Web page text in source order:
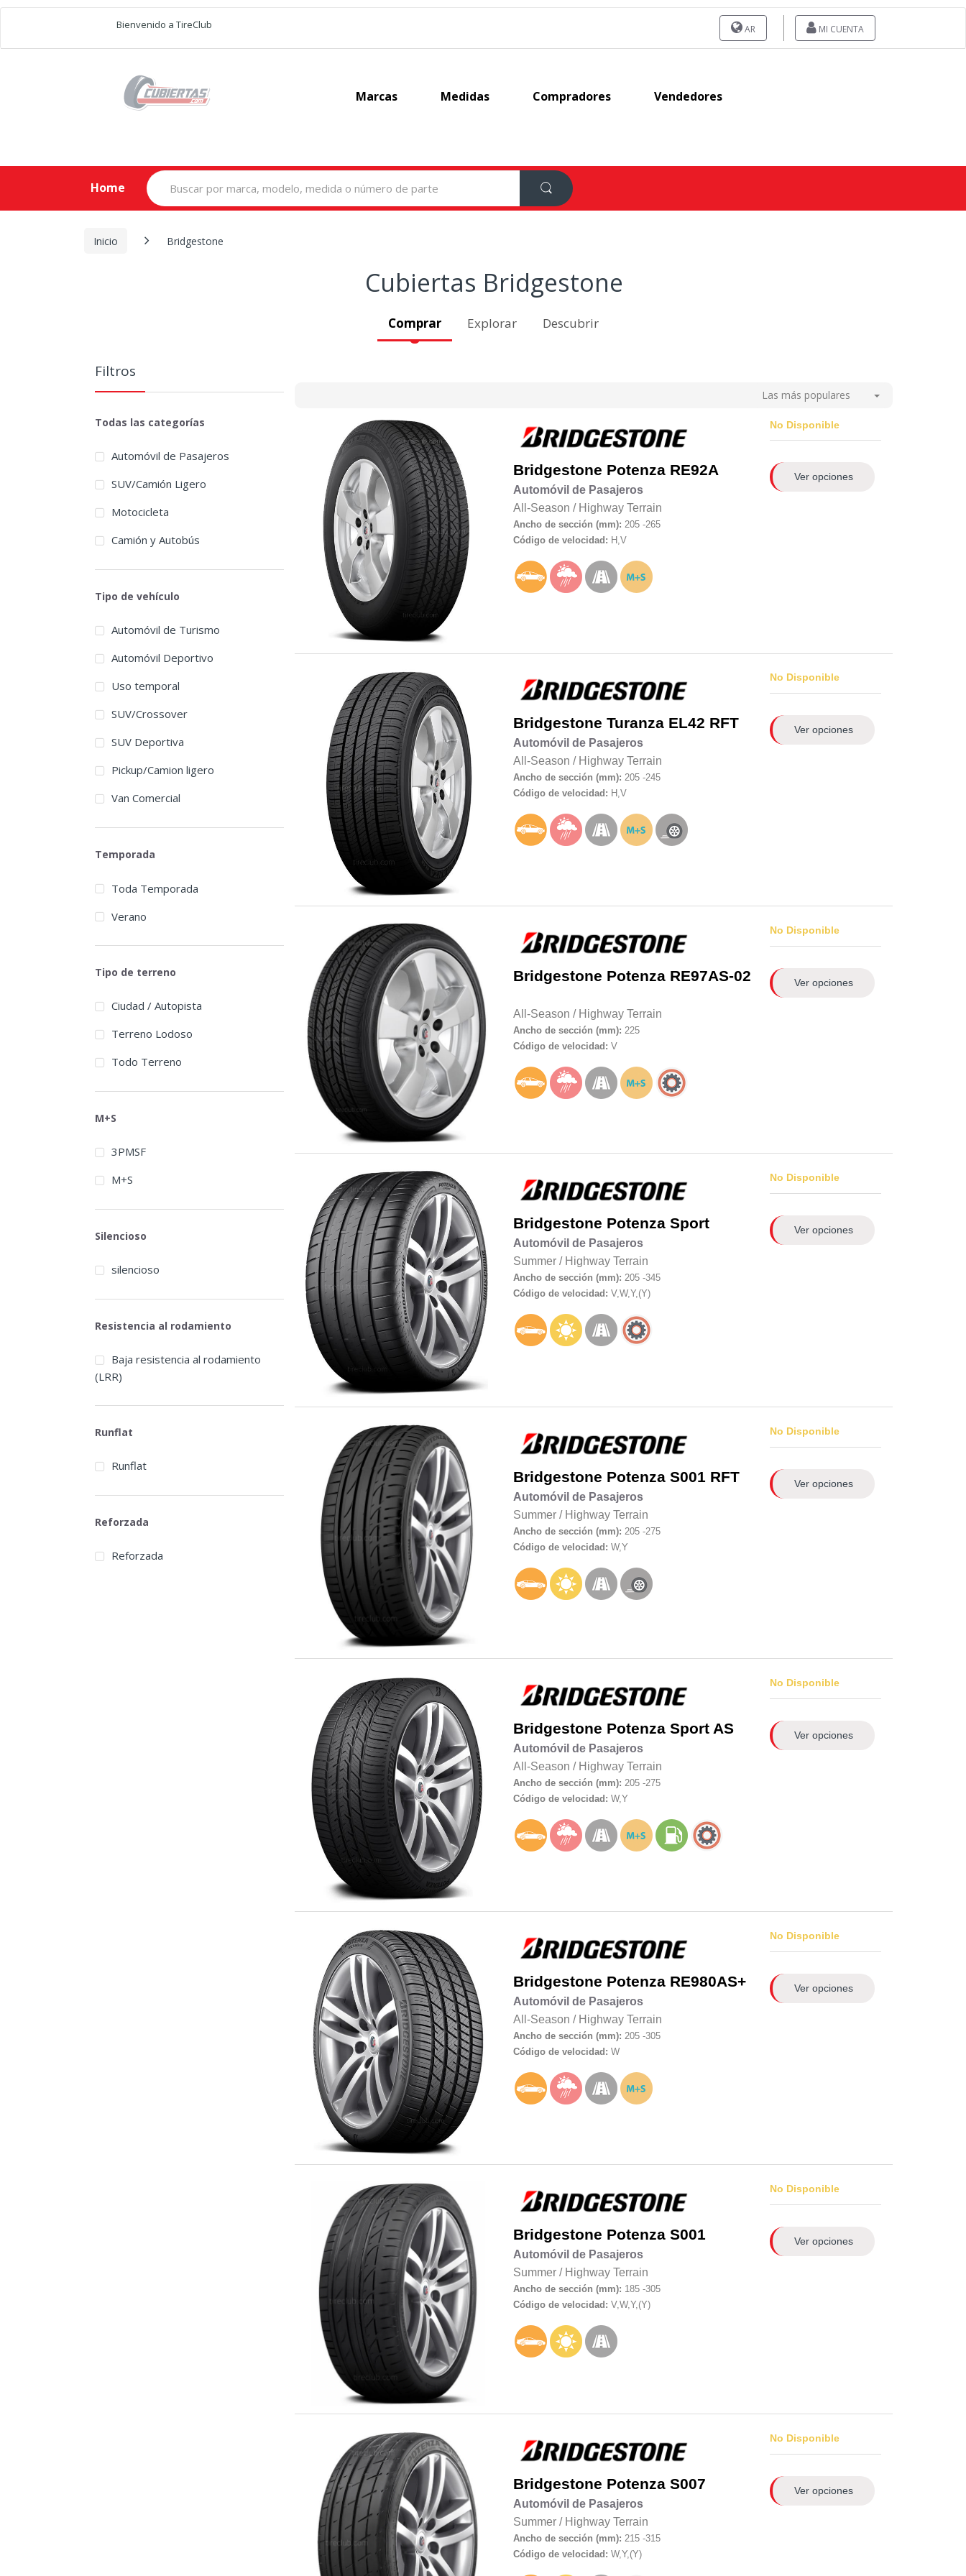
Bienvenido a TireClub AR MI CUENTA
Marcas Medidas Compradores Vendedores
Home
Search
for:
Inicio Bridgestone
Cubiertas Bridgestone
Comprar Explorar Descubrir
Las más populares
Bridgestone Potenza RE92A
Automóvil de Pasajeros
All-Season / Highway Terrain
Ancho de sección (mm): 205 -265
Código de velocidad: H,V
No Disponible
Ver opciones
Bridgestone Turanza EL42 RFT
Automóvil de Pasajeros
All-Season / Highway Terrain
Ancho de sección (mm): 205 -245
Código de velocidad: H,V
No Disponible
Ver opciones
Bridgestone Potenza RE97AS-02
All-Season / Highway Terrain
Ancho de sección (mm): 225
Código de velocidad: V
No Disponible
Ver opciones
Bridgestone Potenza Sport
Automóvil de Pasajeros
Summer/ Highway Terrain
Ancho de sección (mm): 205 -345
Código de velocidad: V,W,Y,(Y)
No Disponible
Ver opciones
Bridgestone Potenza S001 RFT
Automóvil de Pasajeros
Summer/ Highway Terrain
Ancho de sección (mm): 205 -275
Código de velocidad: W,Y
No Disponible
Ver opciones
Bridgestone Potenza Sport AS
Automóvil de Pasajeros
All-Season / Highway Terrain
Ancho de sección (mm): 205 -275
Código de velocidad: W,Y
No Disponible
Ver opciones
Bridgestone Potenza RE980AS+
Automóvil de Pasajeros
All-Season / Highway Terrain
Ancho de sección (mm): 205 -305
Código de velocidad: W
No Disponible
Ver opciones
Bridgestone Potenza S001
Automóvil de Pasajeros
Summer/ Highway Terrain
Ancho de sección (mm): 185 -305
Código de velocidad: V,W,Y,(Y)
No Disponible
Ver opciones
Bridgestone Potenza S007
Automóvil de Pasajeros
Summer/ Highway Terrain
Ancho de sección (mm): 215 -315
Código de velocidad: W,Y,(Y)
No Disponible
Ver opciones
Filtros
Todas las categorías
Automóvil de Pasajeros
SUV/Camión Ligero
Motocicleta
Camión y Autobús
Tipo de vehículo
Automóvil de Turismo
Automóvil Deportivo
Uso temporal
SUV/Crossover
SUV Deportiva
Pickup/Camion ligero
Van Comercial
Temporada
Toda Temporada
Verano
Tipo de terreno
Ciudad / Autopista
Terreno Lodoso
Todo Terreno
M+S
3PMSF
M+S
Silencioso
silencioso
Resistencia al rodamiento
Baja resistencia al rodamiento
(LRR)
Runflat
Runflat
Reforzada
Reforzada